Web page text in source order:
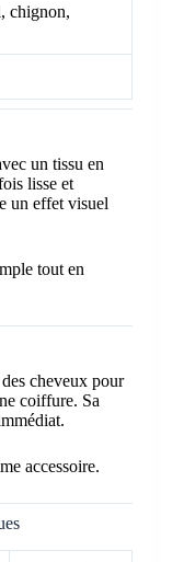
chignon,
un tissu en
lisse et
un effet visuel
tout en
cheveux pour
coiffure. Sa
accessoire.